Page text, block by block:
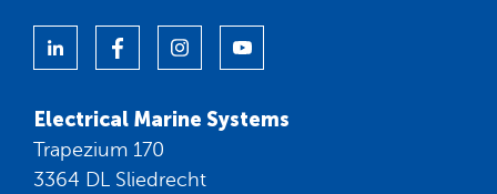
Electrical Marine Systems
Trapezium 170
3364 DL Sliedrecht